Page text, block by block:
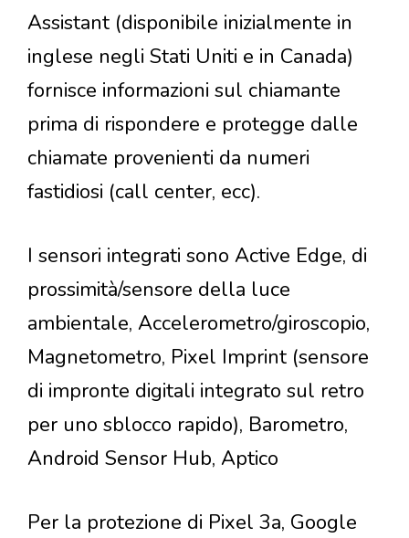
Assistant (disponibile inizialmente in
inglese negli Stati Uniti e in Canada)
fornisce informazioni sul chiamante
prima di rispondere e protegge dalle
chiamate provenienti da numeri
fastidiosi (call center, ecc).
I sensori integrati sono Active Edge, di
prossimità/sensore della luce
ambientale, Accelerometro/giroscopio,
Magnetometro, Pixel Imprint (sensore
di impronte digitali integrato sul retro
per uno sblocco rapido), Barometro,
Android Sensor Hub, Aptico
Per la protezione di Pixel 3a, Google